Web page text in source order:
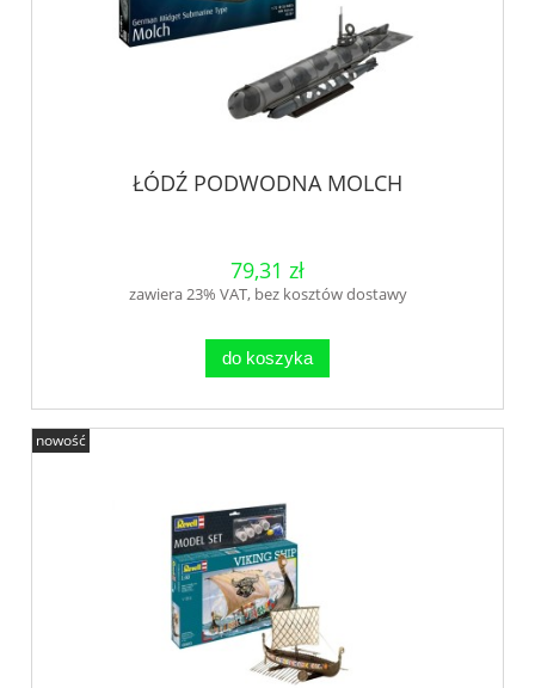
ŁÓDŹ PODWODNA MOLCH
79,31 zł
zawiera 23% VAT, bez kosztów dostawy
do koszyka
nowość